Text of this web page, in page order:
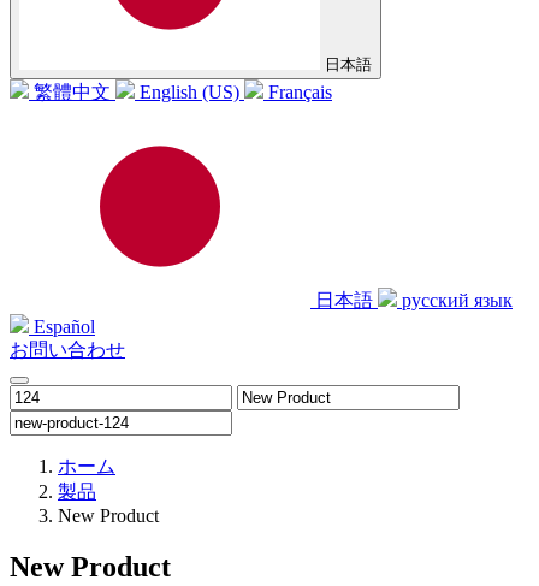
日本語
繁體中文 English (US) Français
日本語
русский язык
Español
お問い合わせ
ホーム
製品
New Product
New Product